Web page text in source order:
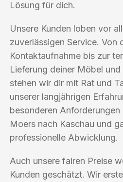
Lösung für dich.
Unsere Kunden loben vor
zuverlässigen Service. Von
Kontaktaufnahme bis zur
Lieferung deiner Möbel
stehen wir dir mit Rat und
unserer langjährigen
besonderen
Moers nach Kaschau und
professionelle Abwicklung.
Auch unsere fairen Preise
Kunden geschätzt. Wir